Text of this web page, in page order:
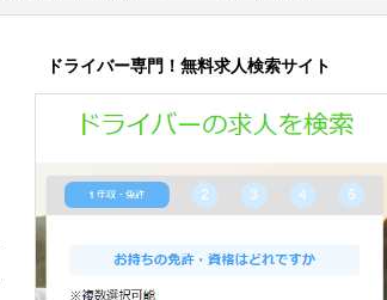
ドライバー専門！無料求人検索サイト